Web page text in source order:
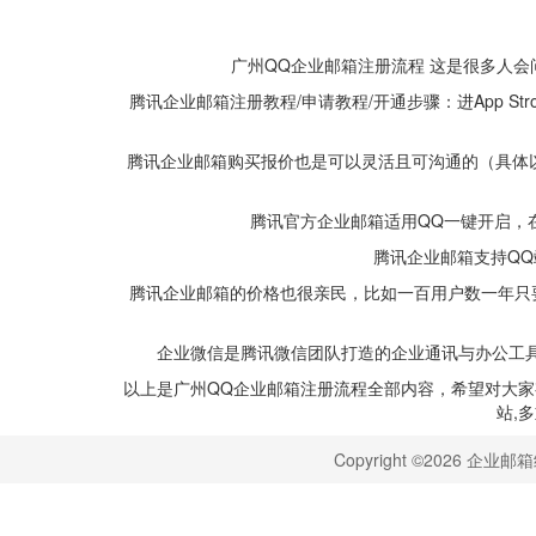
广州QQ企业邮箱注册流程 这是很多人会
腾讯企业邮箱注册教程/申请教程/开通步骤：进App
腾讯企业邮箱购买报价也是可以灵活且可沟通的（具
腾讯官方企业邮箱适用QQ一键开启，
腾讯企业邮箱支持QQ
腾讯企业邮箱的价格也很亲民，比如一百用户数一年
企业微信是腾讯微信团队打造的企业通讯与办公工
以上是广州QQ企业邮箱注册流程全部内容，希望对大
站,
Copyright ©2026 企业邮